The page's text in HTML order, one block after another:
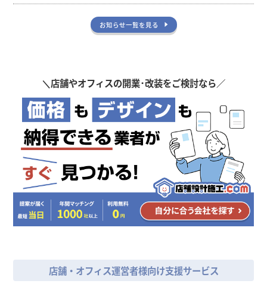
お知らせ一覧を見る
＼店舗やオフィスの開業･改装をご検討なら／
店舗・オフィス運営者様向け支援サービス